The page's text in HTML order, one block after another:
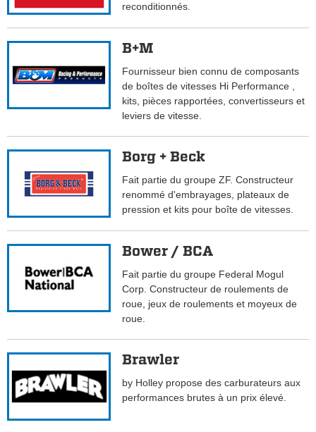
reconditionnés.
B+M
Fournisseur bien connu de composants
de boîtes de vitesses Hi Performance ,
kits, pièces rapportées, convertisseurs et
leviers de vitesse.
Borg + Beck
Fait partie du groupe ZF. Constructeur
renommé d'embrayages, plateaux de
pression et kits pour boîte de vitesses.
Bower / BCA
Fait partie du groupe Federal Mogul
Corp. Constructeur de roulements de
roue, jeux de roulements et moyeux de
roue.
Brawler
by Holley propose des carburateurs aux
performances brutes à un prix élevé.